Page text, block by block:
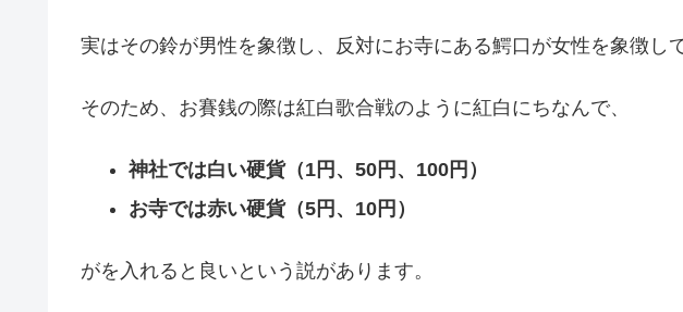
実はその鈴が男性を象徴し、反対にお寺にある鰐口が女性を象徴し
そのため、お賽銭の際は紅白歌合戦のように紅白にちなんで、
神社では白い硬貨（1円、50円、100円）
お寺では赤い硬貨（5円、10円）
がを入れると良いという説があります。